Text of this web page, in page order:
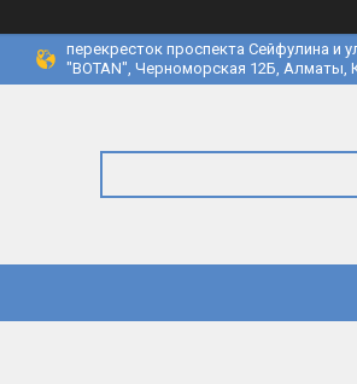
перекресток проспекта Сейфулина и
"BOTAN", Черноморская 12Б, Алматы,